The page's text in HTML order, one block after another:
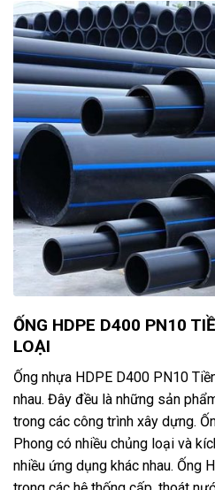
ỐNG HDPE D400 PN10
LOẠI
Ống nhựa HDPE D400 PN10
nhau. Đây đều là những sản
trong các công trình xây dựng.
Phong có nhiều chủng loại và
nhiều ứng dụng khác nhau. Ống